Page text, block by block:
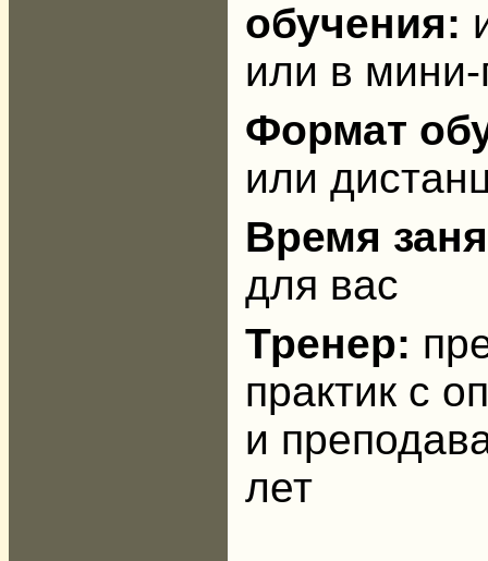
обучения:
или в мини-
Формат
или
Время
для вас
Тренер:
практик с
и
лет